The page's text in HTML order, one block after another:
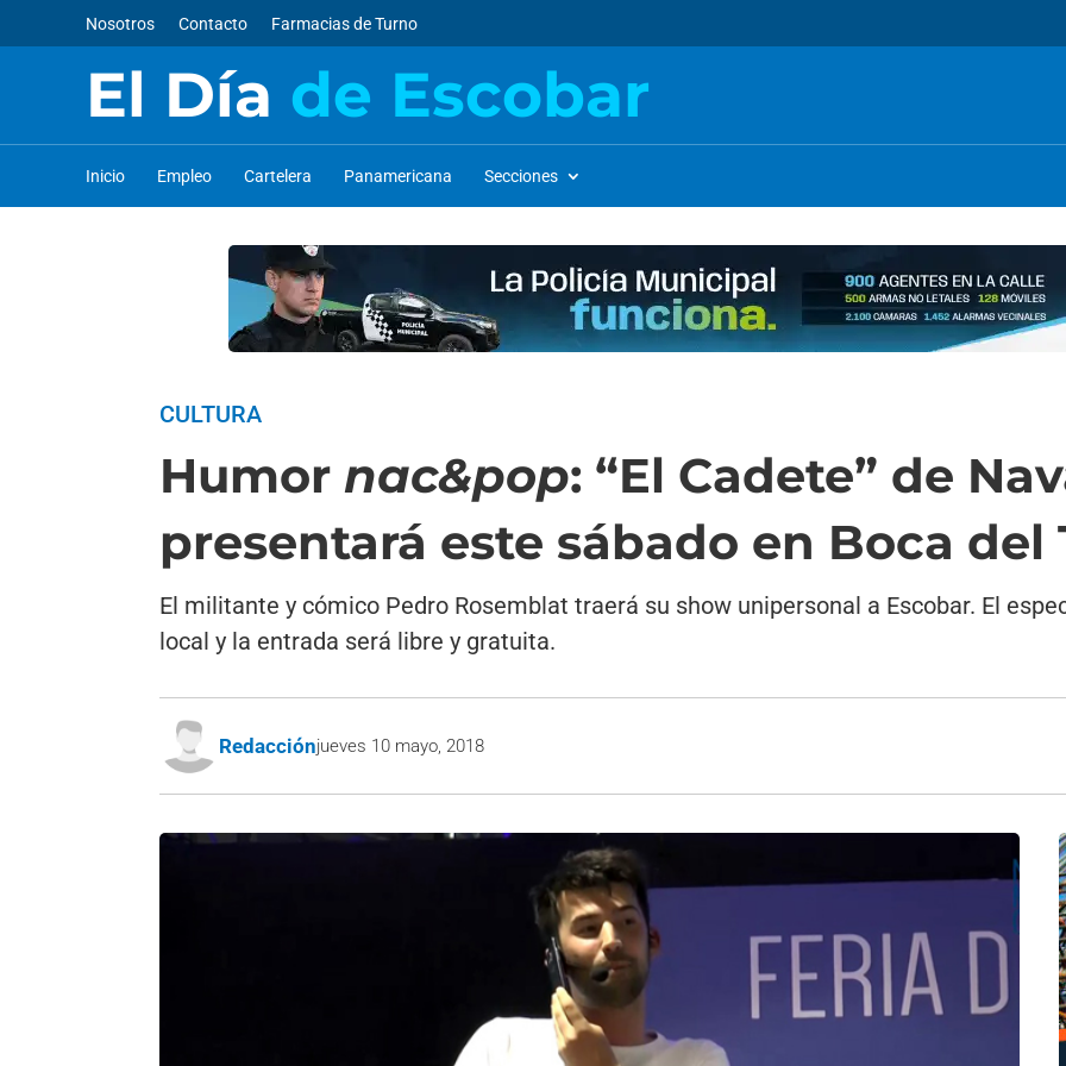
Nosotros Contacto Farmacias de Turno
El Día de Escobar
Inicio Empleo Cartelera Panamericana Secciones
CULTURA
Humornac&pop: “El Cadete” de
presentará este sábado en Boca del
El militante y cómico Pedro Rosemblat traerá su show unipersonal a Escobar. El
local y la entrada será libre y gratuita.
Redacciónjueves 10 mayo, 2018